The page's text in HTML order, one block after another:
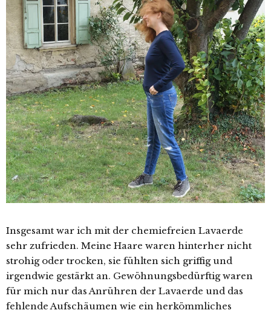
Insgesamt war ich mit der chemiefreien Lavaerde
sehr zufrieden. Meine Haare waren hinterher nicht
strohig oder trocken, sie fühlten sich griffig und
irgendwie gestärkt an. Gewöhnungsbedürftig waren
für mich nur das Anrühren der Lavaerde und das
fehlende Aufschäumen wie ein herkömmliches